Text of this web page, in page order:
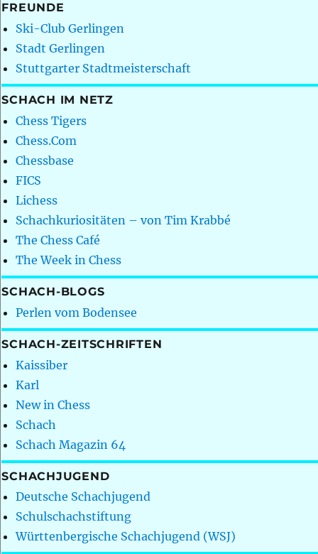
FREUNDE
Ski-Club Gerlingen
Stadt Gerlingen
Stuttgarter Stadtmeisterschaft
SCHACH IM NETZ
Chess Tigers
Chess.Com
Chessbase
FICS
Lichess
Schachkuriositäten – von Tim Krabbé
The Chess Café
The Week in Chess
SCHACH-BLOGS
Perlen vom Bodensee
SCHACH-ZEITSCHRIFTEN
Kaissiber
Karl
New in Chess
Schach
Schach Magazin 64
SCHACHJUGEND
Deutsche Schachjugend
Schulschachstiftung
Württenbergische Schachjugend (WSJ)